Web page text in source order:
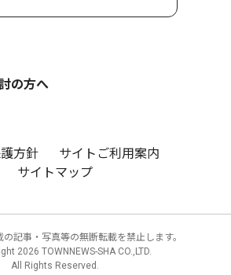
の方へ
方針
サイトご利用案内
サイトマップ
記事・写真等の無断転載を禁止します。
2026 TOWNNEWS-SHA CO.,LTD.
All Rights Reserved.